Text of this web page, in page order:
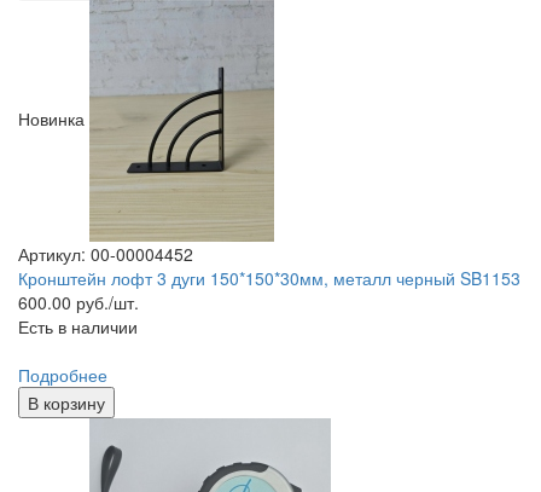
Новинка
Артикул: 00-00004452
Кронштейн лофт 3 дуги 150*150*30мм, металл черный SB1153
600.00 руб./шт.
Есть в наличии
Подробнее
В корзину